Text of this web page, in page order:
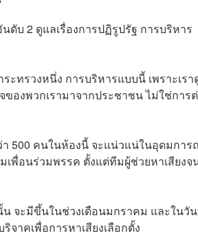
บ 2 ดูแลเรื่องการปฏิรูปรัฐ การบริหาร
ทรวงหนึ่ง การบริหารแบบนี้ เพราะเรา
ของพวกเรามาจากประชาชน ไม่ใช่การ
500 คนในห้องนี้ จะแน่วแน่ในอุดมกา
พื่อนร่วมพรรค ตั้งแต่ทีมผู้ช่วยหาเสียงจ
จะมีขึ้นในช่วงเดือนมกราคม และในวั
าคเพื่อการหาเสียงเลือกตั้ง